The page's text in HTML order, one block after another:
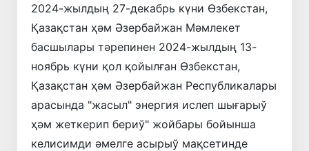
2024-жылдың 27-декабрь күни Өзбекстан,
Қазақстан ҳәм Әзербайжан Мәмлекет
басшылары тәрепинен 2024-жылдың 13-
ноябрь күни қол қойылған Өзбекстан,
Қазақстан ҳәм Әзербайжан Республикалары
арасында "жасыл" энергия ислеп шығарыў
ҳәм жеткерип бериў" жойбары бойынша
келисимди әмелге асырыў мақсетинде